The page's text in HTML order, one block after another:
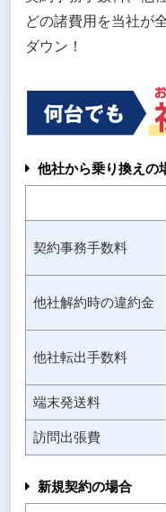
どの諸費用を当社が
ダウン！
他社から乗り換えの
契約事務手数料
他社解約時の違約金
他社転出手数料
端末発送料
訪問出張費
新規契約の場合